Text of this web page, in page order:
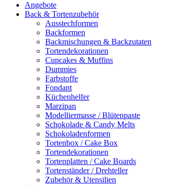
Angebote
Back & Tortenzubehör
Ausstechformen
Backformen
Backmischungen & Backzutaten
Tortendekorationen
Cupcakes & Muffins
Dummies
Farbstoffe
Fondant
Küchenhelfer
Marzipan
Modelliermasse / Blütenpaste
Schokolade & Candy Melts
Schokoladenformen
Tortenbox / Cake Box
Tortendekorationen
Tortenplatten / Cake Boards
Tortenständer / Drehteller
Zubehör & Utensilien